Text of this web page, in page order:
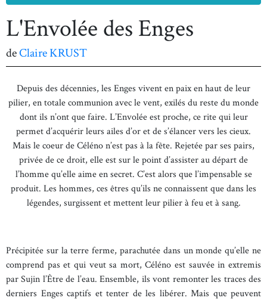
L'Envolée des Enges
deClaire KRUST
Depuis des décennies, les Enges vivent en paix en haut de leur
pilier, en totale communion avec le vent, exilés du reste du monde
dont ils n’ont que faire. L’Envolée est proche, ce rite qui leur
permet d’acquérir leurs ailes d’or et de s’élancer vers les cieux.
Mais le coeur de Céléno n’est pas à la fête. Rejetée par ses pairs,
privée de ce droit, elle est sur le point d’assister au départ de
l’homme qu’elle aime en secret. C’est alors que l’impensable se
produit. Les hommes, ces êtres qu’ils ne connaissent que dans les
légendes, surgissent et mettent leur pilier à feu et à sang.
Précipitée sur la terre ferme, parachutée dans un monde qu’elle ne
comprend pas et qui veut sa mort, Céléno est sauvée in extremis
par Sujin l’Être de l’eau. Ensemble, ils vont remonter les traces des
derniers Enges captifs et tenter de les libérer. Mais que peuvent